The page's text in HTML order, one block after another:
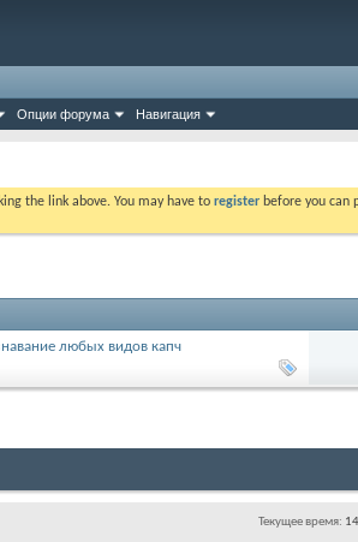
Опции форума Навигация
the link above. You may have to register before you can
любых видов капч
Текущее время: